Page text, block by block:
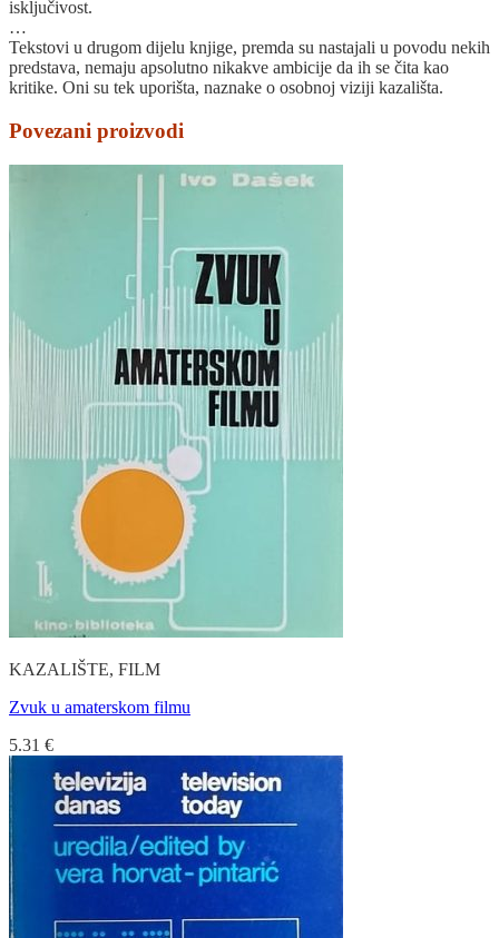
isključivost.
…
Tekstovi u drugom dijelu knjige, premda su nastajali u povodu nekih
predstava, nemaju apsolutno nikakve ambicije da ih se čita kao
kritike. Oni su tek uporišta, naznake o osobnoj viziji kazališta.
Povezani proizvodi
KAZALIŠTE, FILM
Zvuk u amaterskom filmu
5.31 €